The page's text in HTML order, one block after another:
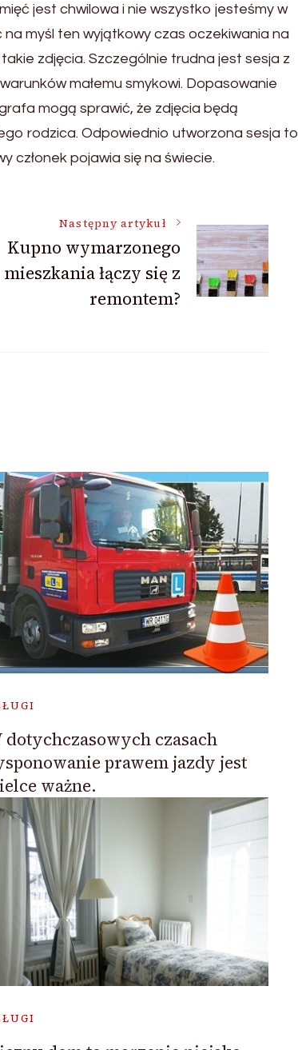
jest chwilowa i nie wszystko jesteśmy w
myśl ten wyjątkowy czas oczekiwania na
zdjęcia. Szczególnie trudna jest sesja z
małemu smykowi. Dopasowanie
mogą sprawić, że zdjęcia będą
rodzica. Odpowiednio utworzona sesja to
członek pojawia się na świecie.
Następny artykuł
Kupno wymarzonego
mieszkania łączy się z
remontem?
dotychczasowych czasach
prawem jazdy jest
ważne.